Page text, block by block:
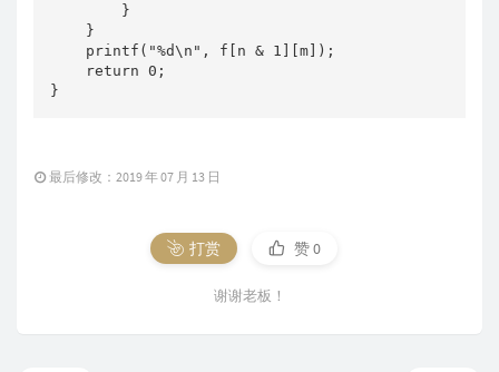
        }
    }
    printf("%d\n", f[n & 1][m]);
    return 0;
}
最后修改：2019 年 07 月 13 日
打赏 赞0
谢谢老板！